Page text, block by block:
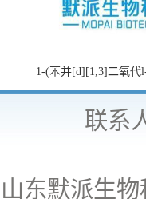
1-(苯并[d][1,3]二氧代
联系
山东默派生